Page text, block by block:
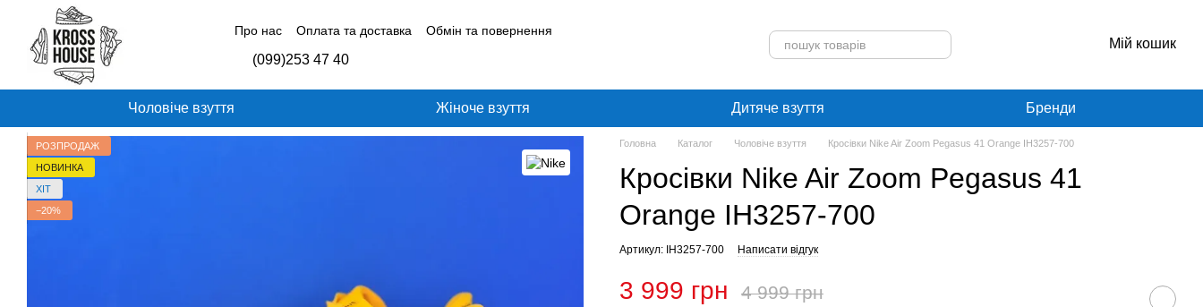
Перейти до основного контенту
Про нас
Оплата та доставка
Обмін та повернення
Відгуки про магазин
(099)253 47 40
Мій кошик
Чоловіче взуття Жіноче взуття Дитяче взуття Бренди
РОЗПРОДАЖ
НОВИНКА
ХІТ
−20%
Головна Каталог Чоловіче взуття Кросівки Nike Air Zoom Pegasus 41 Orange IH3257-700
Кросівки Nike Air Zoom Pegasus 41
Orange IH3257-700
Артикул: IH3257-700 Написати відгук
3 999 грн 4 999 грн